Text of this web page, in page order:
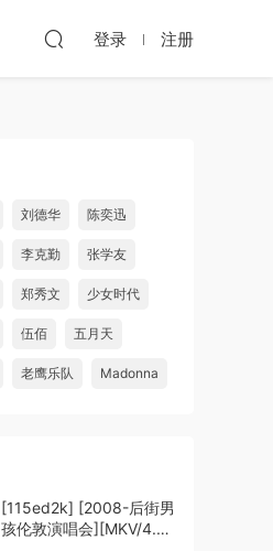
登录 注册
刘德华 陈奕迅
李克勤 张学友
郑秀文 少女时代
伍佰 五月天
老鹰乐队 Madonna
[115ed2k] [2008-后街男
孩伦敦演唱会][MKV/4.39